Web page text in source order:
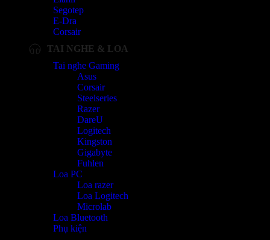
Segotep
E-Dra
Corsair
TAI NGHE & LOA
Tai nghe Gaming
Asus
Corsair
Steelseries
Razer
DareU
Logitech
Kingston
Gigabyte
Fuhlen
Loa PC
Loa razer
Loa Logitech
Microlab
Loa Bluetooth
Phụ kiện